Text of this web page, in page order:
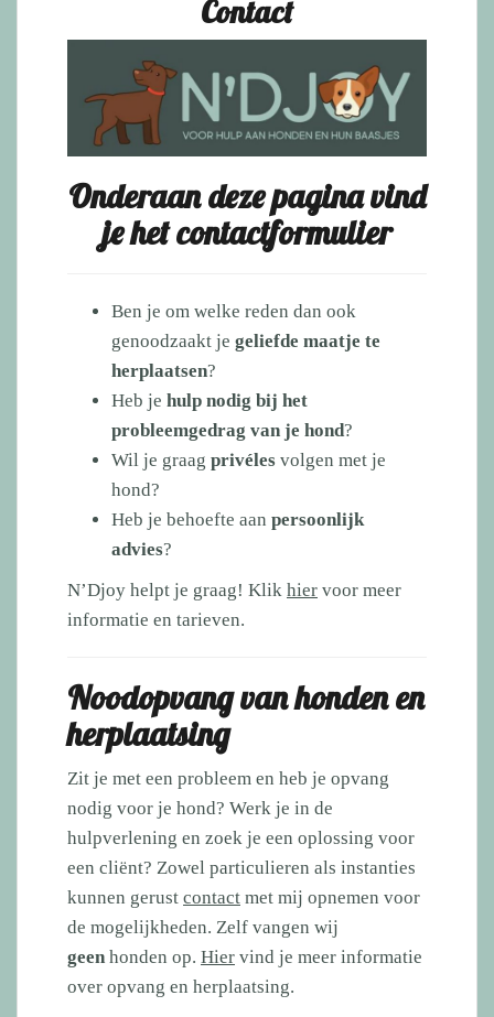
Contact
Onderaan deze pagina vind
je het contactformulier
Ben je om welke reden dan ook
genoodzaakt je geliefde maatje te
herplaatsen?
Heb je hulp nodig bij het
probleemgedrag van je hond?
Wil je graag privéles volgen met je
hond?
Heb je behoefte aan persoonlijk
advies?
N’Djoy helpt je graag! Klik hier voor meer
informatie en tarieven.
Noodopvang van honden en
herplaatsing
Zit je met een probleem en heb je opvang
nodig voor je hond? Werk je in de
hulpverlening en zoek je een oplossing voor
een cliënt? Zowel particulieren als instanties
kunnen gerust contact met mij opnemen voor
de mogelijkheden. Zelf vangen wij
geen honden op. Hier vind je meer informatie
over opvang en herplaatsing.